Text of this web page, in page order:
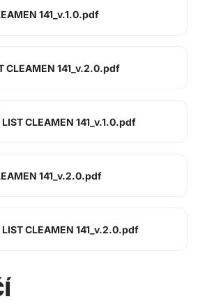
141_v.1.0.pdf
CLEAMEN 141_v.2.0.pdf
CLEAMEN 141_v.1.0.pdf
141_v.2.0.pdf
LIST CLEAMEN 141_v.2.0.pdf